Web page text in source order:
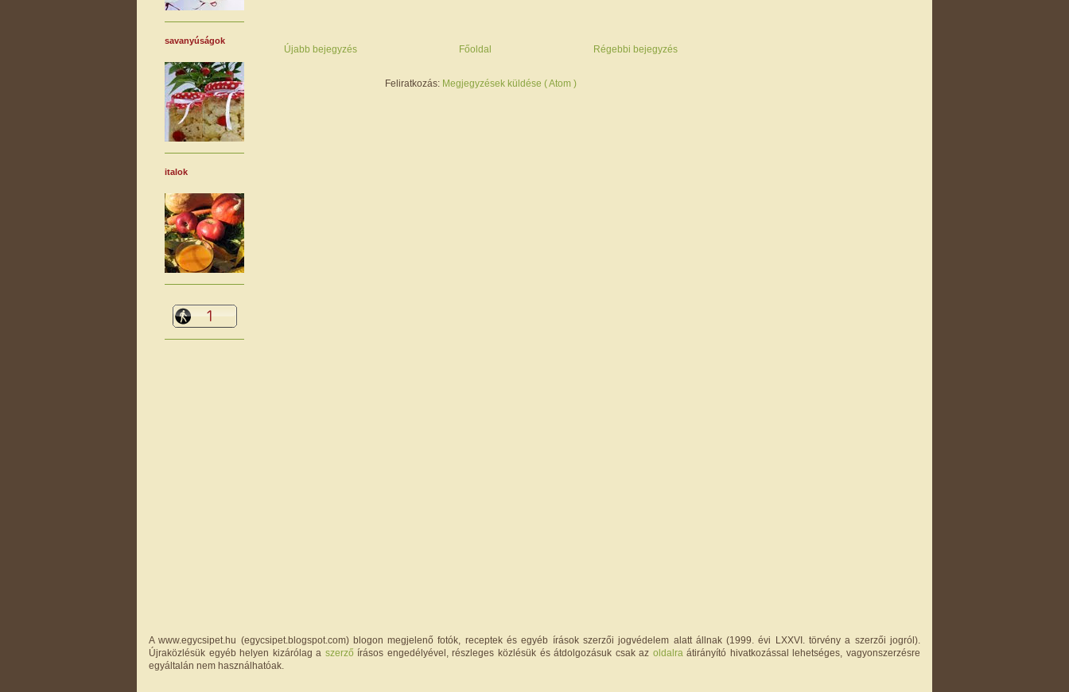
Újabb bejegyzés Régebbi bejegyzés
Főoldal
Feliratkozás: Megjegyzések küldése ( Atom )
savanyúságok
italok
A www.egycsipet.hu (egycsipet.blogspot.com) blogon megjelenő fotók, receptek és egyéb írások szerzői jogvédelem alatt állnak (1999. évi LXXVI. törvény a szerzői jogról).
Újraközlésük egyéb helyen kizárólag a szerző írásos engedélyével, részleges közlésük és átdolgozásuk csak az oldalraátirányító hivatkozással lehetséges, vagyonszerzésre
egyáltalán nem használhatóak.